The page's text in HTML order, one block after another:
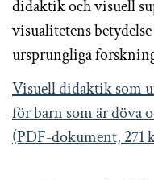
didaktik och visuell
visualitetens
ursprungliga
Visuell didaktik som
för barn som är döva
(PDF-dokument, 271